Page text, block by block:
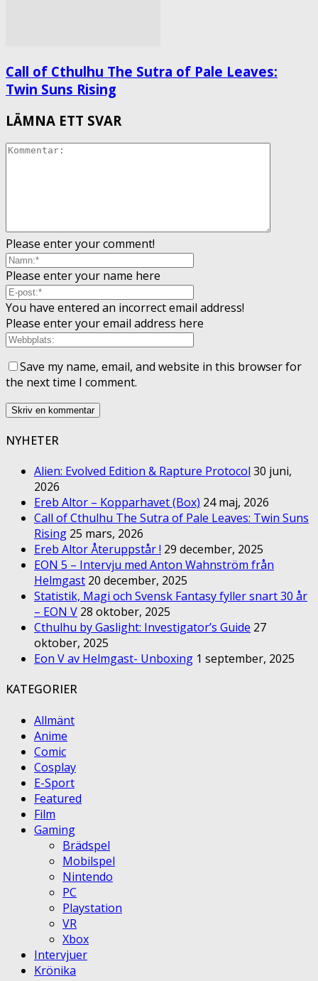
Call of Cthulhu The Sutra of Pale Leaves:
Twin Suns Rising
LÄMNA ETT SVAR
Please enter your comment!
Please enter your name here
You have entered an incorrect email address!
Please enter your email address here
Save my name, email, and website in this browser for
the next time I comment.
NYHETER
Alien: Evolved Edition & Rapture Protocol 30 juni,
2026
Ereb Altor – Kopparhavet (Box) 24 maj, 2026
Call of Cthulhu The Sutra of Pale Leaves: Twin Suns
Rising 25 mars, 2026
Ereb Altor Återuppstår ! 29 december, 2025
EON 5 – Intervju med Anton Wahnström från
Helmgast 20 december, 2025
Statistik, Magi och Svensk Fantasy fyller snart 30 år
– EON V 28 oktober, 2025
Cthulhu by Gaslight: Investigator’s Guide 27
oktober, 2025
Eon V av Helmgast- Unboxing 1 september, 2025
KATEGORIER
Allmänt
Anime
Comic
Cosplay
E-Sport
Featured
Film
Gaming
Brädspel
Mobilspel
Nintendo
PC
Playstation
VR
Xbox
Intervjuer
Krönika